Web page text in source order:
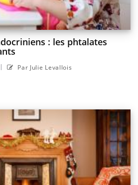
: les phtalates
| Par Julie Levallois